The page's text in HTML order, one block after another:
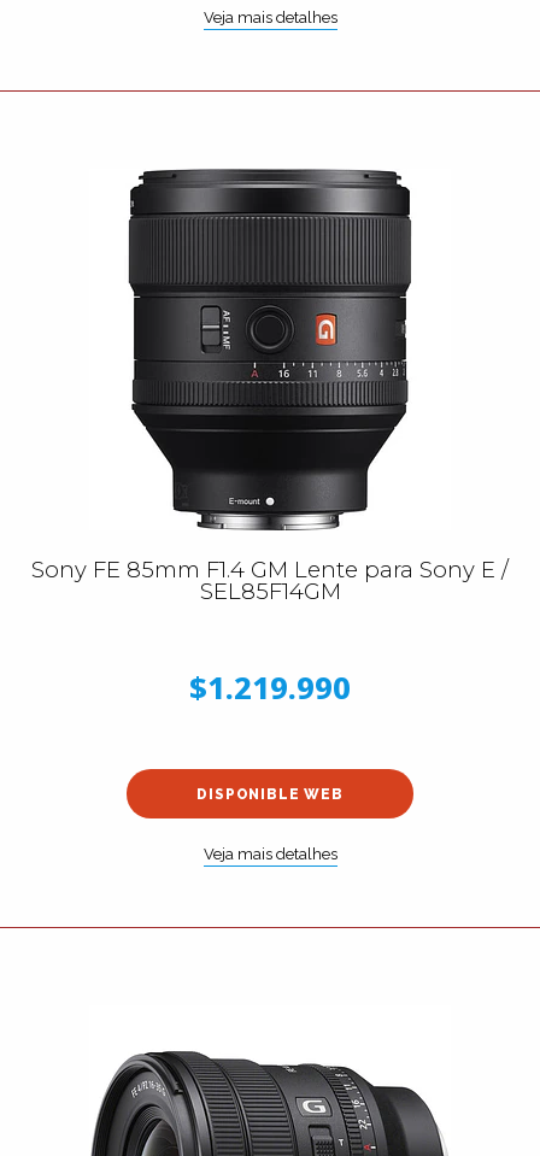
Veja mais detalhes
Sony FE 85mm F1.4 GM Lente para Sony E /
SEL85F14GM
$1.219.990
DISPONIBLE WEB
Veja mais detalhes